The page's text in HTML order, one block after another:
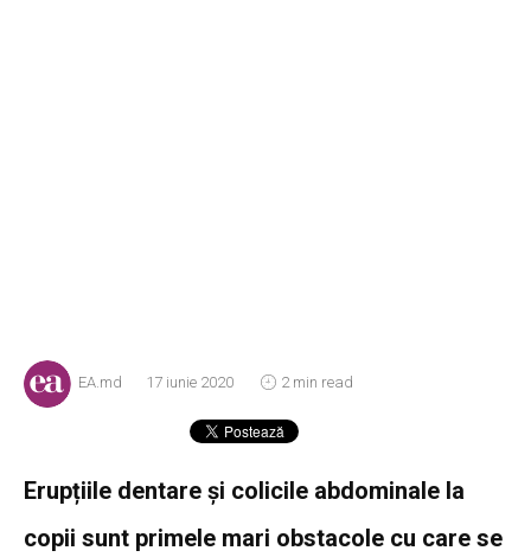
EA.md 17 iunie 2020 2 min read
Erupțiile dentare și colicile abdominale la
copii sunt primele mari obstacole cu care se